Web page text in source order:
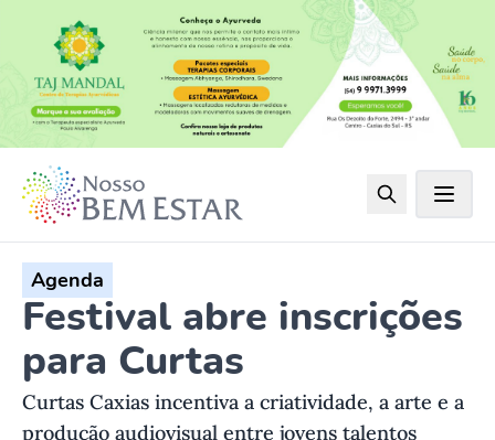
Agenda
Festival abre inscrições
para Curtas
Curtas Caxias incentiva a criatividade, a arte e a
produção audiovisual entre jovens talentos